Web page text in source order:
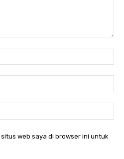
web saya di browser ini untuk